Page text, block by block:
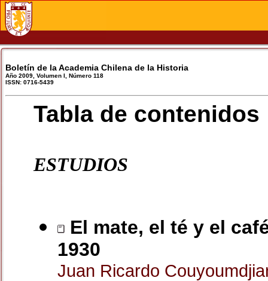
Boletín de la Academia Chilena de la Historia
Año 2009, Volumen I, Número 118
ISSN: 0716-5439
Tabla de contenidos
ESTUDIOS
El mate, el té y el
1930
Juan Ricardo